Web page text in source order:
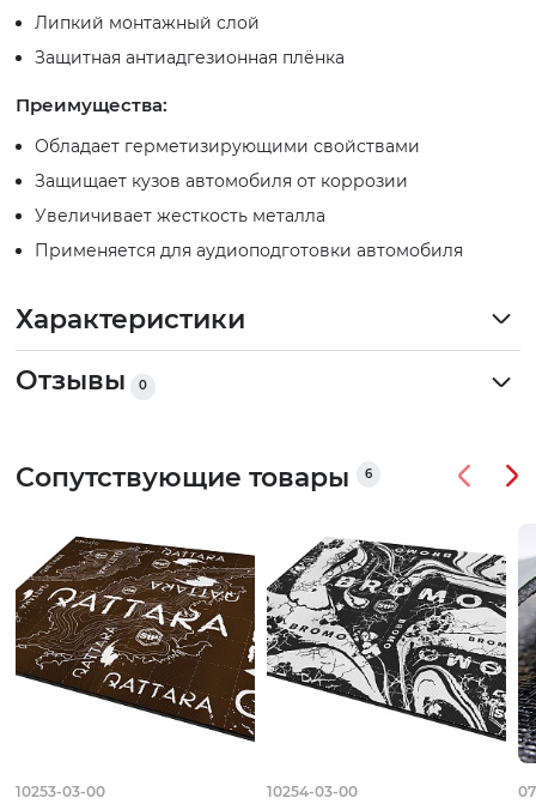
Липкий монтажный слой
Защитная антиадгезионная плёнка
Преимущества:
Обладает герметизирующими свойствами
Защищает кузов автомобиля от коррозии
Увеличивает жесткость металла
Применяется для аудиоподготовки автомобиля
Характеристики
Отзывы
0
Сопутствующие товары 6
10253-03-00
10254-03-00